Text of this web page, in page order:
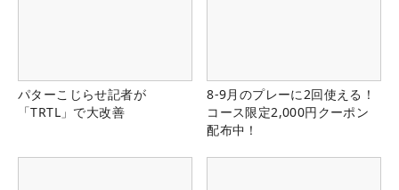
パターこじらせ記者が
「TRTL」で大改善
8-9月のプレーに2回使える！
コース限定2,000円クーポン
配布中！